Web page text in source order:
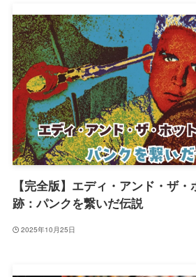
【完全版】エディ・アンド・ザ
跡：パンクを繋いだ伝説
2025年10月25日